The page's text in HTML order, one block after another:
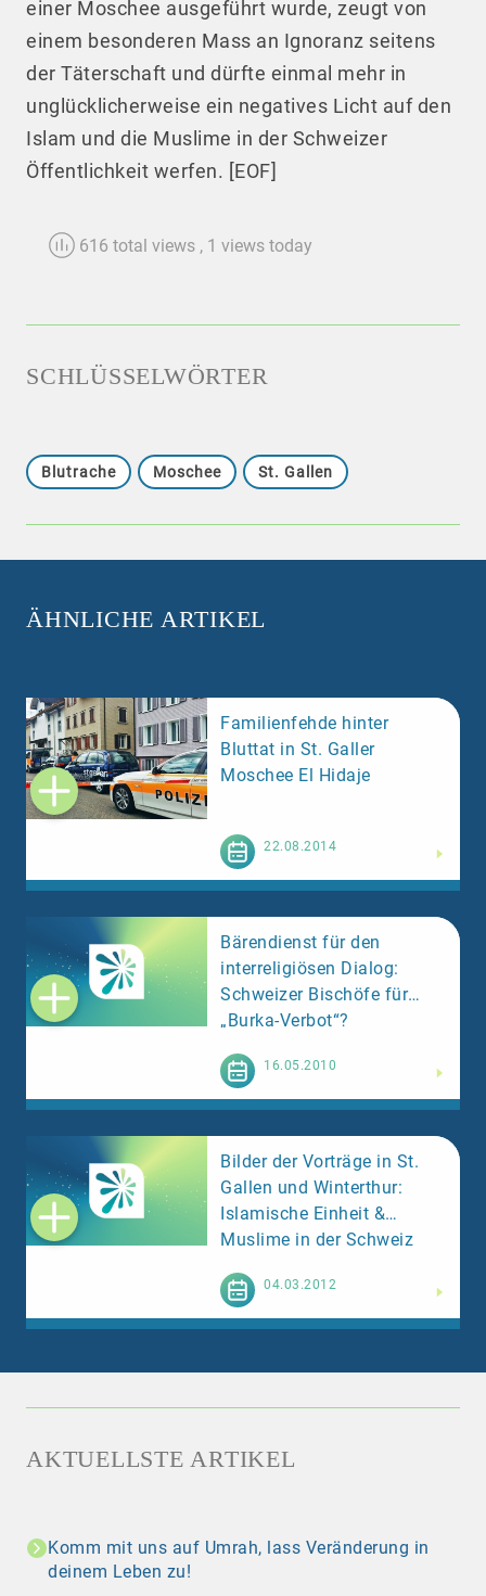
einer Moschee ausgeführt wurde, zeugt von
einem besonderen Mass an Ignoranz seitens
der Täterschaft und dürfte einmal mehr in
unglücklicherweise ein negatives Licht auf den
Islam und die Muslime in der Schweizer
Öffentlichkeit werfen. [EOF]
616 total views , 1 views today
SCHLÜSSELWÖRTER
Blutrache Moschee St. Gallen
ÄHNLICHE ARTIKEL
Familienfehde hinter
Bluttat in St. Galler
Moschee El Hidaje
22.08.2014
Bärendienst für den
interreligiösen Dialog:
Schweizer Bischöfe für
„Burka-Verbot“?
16.05.2010
Bilder der Vorträge in St.
Gallen und Winterthur:
Islamische Einheit &
Muslime in der Schweiz
04.03.2012
AKTUELLSTE ARTIKEL
Komm mit uns auf Umrah, lass Veränderung in
deinem Leben zu!